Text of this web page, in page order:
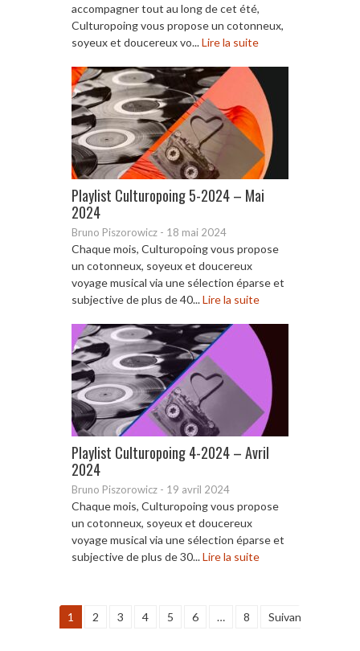
accompagner tout au long de cet été,
Culturopoing vous propose un cotonneux,
soyeux et doucereux vo...Lire la suite
Playlist Culturopoing 5-2024 – Mai
2024
Bruno Piszorowicz - 18 mai 2024
Chaque mois, Culturopoing vous propose
un cotonneux, soyeux et doucereux
voyage musical via une sélection éparse et
subjective de plus de 40...Lire la suite
Playlist Culturopoing 4-2024 – Avril
2024
Bruno Piszorowicz - 19 avril 2024
Chaque mois, Culturopoing vous propose
un cotonneux, soyeux et doucereux
voyage musical via une sélection éparse et
subjective de plus de 30...Lire la suite
1 2 3 4 5 6 … 8 Suivant »